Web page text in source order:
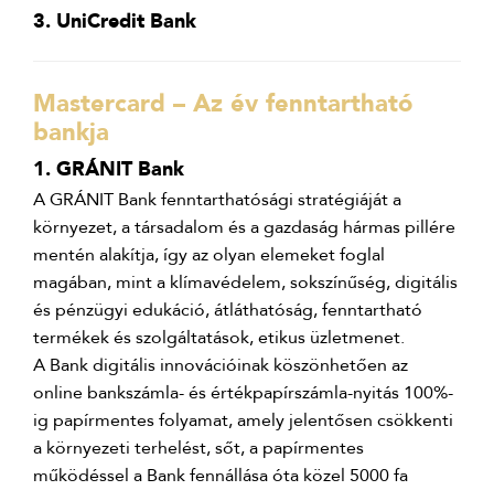
3. UniCredit Bank
Mastercard – Az év fenntartható
bankja
1. GRÁNIT Bank
A GRÁNIT Bank fenntarthatósági stratégiáját a
környezet, a társadalom és a gazdaság hármas pillére
mentén alakítja, így az olyan elemeket foglal
magában, mint a klímavédelem, sokszínűség, digitális
és pénzügyi edukáció, átláthatóság, fenntartható
termékek és szolgáltatások, etikus üzletmenet.
A Bank digitális innovációinak köszönhetően az
online bankszámla- és értékpapírszámla-nyitás 100%-
ig papírmentes folyamat, amely jelentősen csökkenti
a környezeti terhelést, sőt, a papírmentes
működéssel a Bank fennállása óta közel 5000 fa